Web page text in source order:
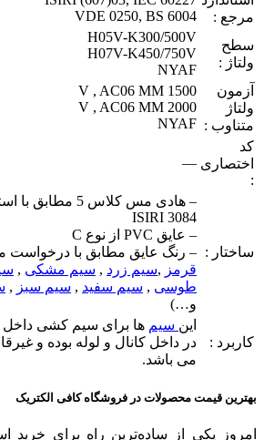
مرجع :
VDE 0250, BS 6004
سطح
ولتاژ :
H05V-K300/500V
H07V-K450/750V
NYAF
آزمون
ولتاژ
متناوب :
1500 V , AC06 MM
2000 V , AC06 MM
NYAF
کد
اختصاری
:
—
ساختار :
ISIRI 3084
– عایق PVC از نوع C
– رنگ عایق مطابق با درخواست
قرمز ,سیم زرد , سیم مشکی ,
طوسی , سیم سفید , سیم سبز ,
و…)
کاربرد :
این سیم ها برای سیم کشی
در داخل کانال و لوله بوده و
می باشد.
بهترین قیمت محصولات در فروشگاه کافی الکتریک
امروز یکی از ساده‌ترین راه برای خرید